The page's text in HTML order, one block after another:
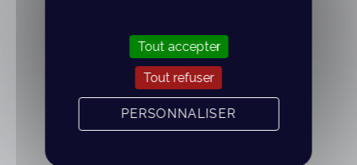
Tout accepter
Tout refuser
PERSONNALISER